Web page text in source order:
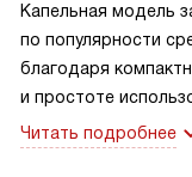
Капельная модель
по популярности
благодаря
и простоте
Читать подробнее